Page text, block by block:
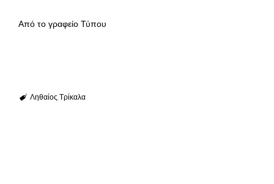
Από το γραφείο Τύπου
Ληθαίος Τρίκαλα